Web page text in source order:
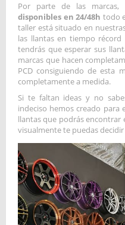
Por parte de las marcas,
disponibles en 24/48h todo
taller está situado en
las llantas en tiempo
tendrás que esperar sus
marcas que hacen
PCD consiguiendo de esta
completamente a medida.
Si te faltan ideas y no
indeciso hemos creado para
llantas que podrás encontrar
visualmente te puedas